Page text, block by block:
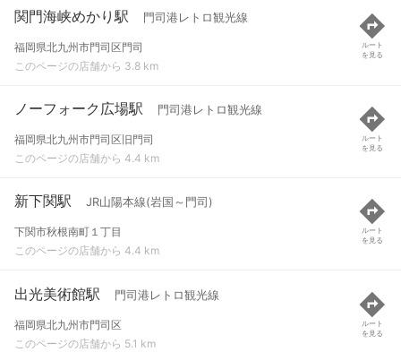
関門海峡めかり駅 門司港レトロ観光線
福岡県北九州市門司区門司
このページの店舗から 3.8 km
ルート
を見る
ノーフォーク広場駅 門司港レトロ観光線
福岡県北九州市門司区旧門司
このページの店舗から 4.4 km
ルート
を見る
新下関駅 JR山陽本線(岩国～門司)
下関市秋根南町１丁目
このページの店舗から 4.4 km
ルート
を見る
出光美術館駅 門司港レトロ観光線
福岡県北九州市門司区
このページの店舗から 5.1 km
ルート
を見る